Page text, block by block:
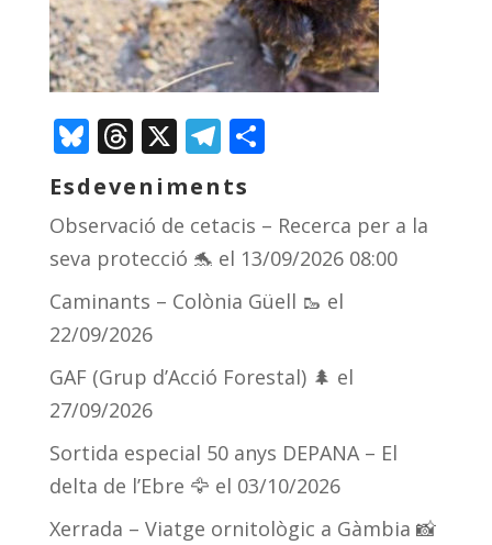
Bluesky
Threads
X Telegram
Comparteix
Esdeveniments
Observació de cetacis – Recerca per a la
seva protecció 🐬 el 13/09/2026 08:00
Caminants – Colònia Güell 🥾 el
22/09/2026
GAF (Grup d’Acció Forestal) 🌲 el
27/09/2026
Sortida especial 50 anys DEPANA – El
delta de l’Ebre 🦅 el 03/10/2026
Xerrada – Viatge ornitològic a Gàmbia 📸